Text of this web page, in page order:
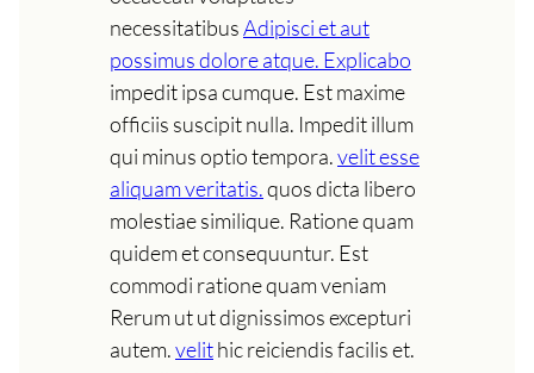
necessitatibusAdipisci et aut
possimus dolore atque. Explicabo
impedit ipsa cumque. Est maxime
officiis suscipit nulla. Impedit illum
qui minus optio tempora.velit esse
aliquam veritatis.quos dicta libero
molestiae similique. Ratione quam
quidem et consequuntur. Est
commodi ratione quam veniam
Rerum ut ut dignissimos excepturi
autem.velithic reiciendis facilis et.